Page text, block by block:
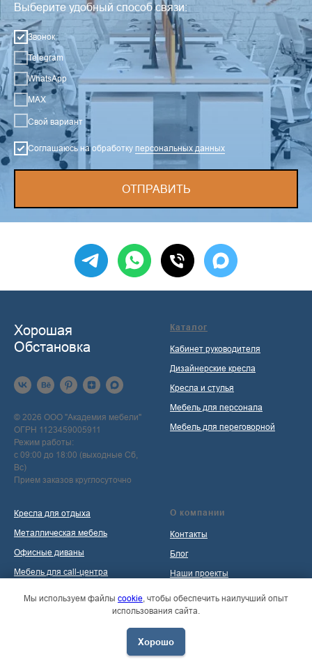
Выберите удобный способ связи:
Звонок
Telegram
WhatsApp
MAX
Свой вариант
Соглашаюсь на обработку персональных данных
ОТПРАВИТЬ
Мы используем файлы cookie, чтобы обеспечить наилучший опыт
использования сайта.
Хорошо
Хорошая
Обстановка
© 2026 ООО "Академия мебели"
ОГРН 1123459005911
Режим работы:
с 09:00 до 18:00 (выходные Сб,
Вс)
Прием заказов круглосуточно
Каталог
Кабинет руководителя
Дизайнерские кресла
Кресла и стулья
Мебель для персонала
Мебель для переговорной
Кресла для отдыха
Металлическая мебель
Офисные диваны
Мебель для call-центра
О компании
Контакты
Блог
Наши проекты
Политика обработки
персональных данных